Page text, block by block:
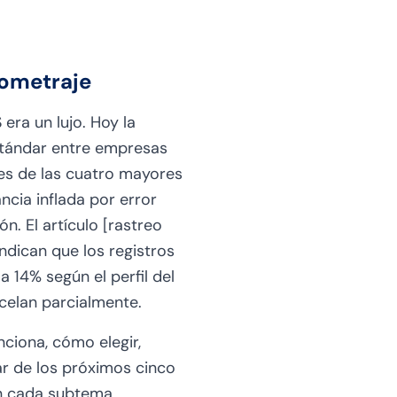
un lujo. Hoy la
entre empresas
de las cuatro mayores
inflada por error
El artículo [rastreo
que los registros
14% según el perfil del
parcialmente.
cómo elegir,
de los próximos cinco